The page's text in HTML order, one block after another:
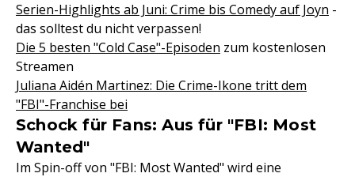
Serien-Highlights ab Juni: Crime bis Comedy auf Joyn -
das solltest du nicht verpassen!
Die 5 besten "Cold Case"-Episoden zum kostenlosen
Streamen
Juliana Aidén Martinez: Die Crime-Ikone tritt dem
"FBI"-Franchise bei
Schock für Fans: Aus für "FBI: Most
Wanted"
Im Spin-off von "FBI: Most Wanted" wird eine